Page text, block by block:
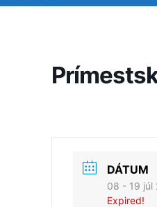
DÁTUM
08 - 19 júl
Expired!